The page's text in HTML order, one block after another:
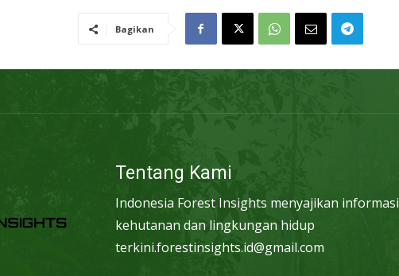
Bagikan
Tentang Kami
Indonesia Forest Insights menyajikan informasi
kehutanan dan lingkungan hidup
terkini.forestinsights.id@gmail.com